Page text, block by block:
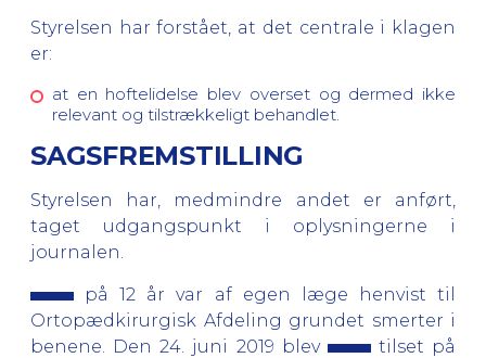
Styrelsen har forstået, at det centrale i klagen
er:
at en hoftelidelse blev overset og dermed ikke
relevant og tilstrækkeligt behandlet.
SAGSFREMSTILLING
Styrelsen har, medmindre andet er anført,
taget udgangspunkt i oplysningerne i
journalen.
på 12 år var af egen læge henvist til
Ortopædkirurgisk Afdeling grundet smerter i
benene. Den 24. juni 2019 blev
tilset på